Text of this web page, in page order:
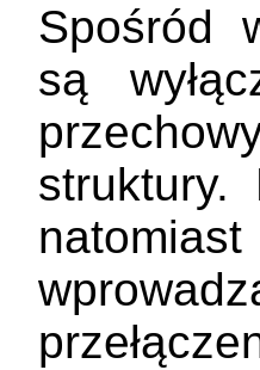
Spośród
są
struktury.